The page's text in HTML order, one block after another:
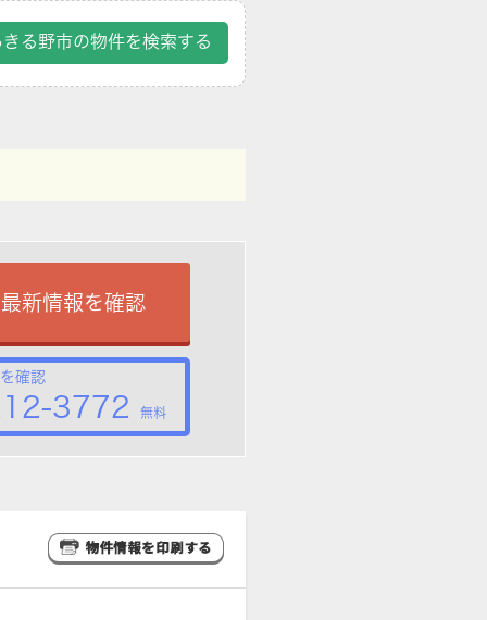
きる野市の物件を検索する
新情報を確認
確認
3772 無料